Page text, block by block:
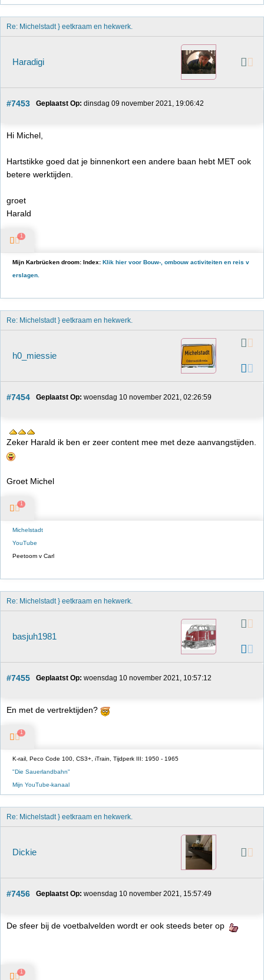
Re: Michelstadt } eetkraam en hekwerk.
Haradigi
#7453 Geplaatst Op: dinsdag 09 november 2021, 19:06:42
Hi Michel,
Hartstikke goed dat je binnenkort een andere baan hebt MET ook
betere werktijden.
groet
Harald
1
Mijn Karbrücken droom: Index: Klik hier voor Bouw-, ombouw activiteiten en reis v
erslagen.
Re: Michelstadt } eetkraam en hekwerk.
h0_miessie
#7454 Geplaatst Op: woensdag 10 november 2021, 02:26:59
Zeker Harald ik ben er zeer content mee met deze aanvangstijden.
Groet Michel
1
Michelstadt
YouTube
Peetoom v Carl
Re: Michelstadt } eetkraam en hekwerk.
basjuh1981
#7455 Geplaatst Op: woensdag 10 november 2021, 10:57:12
En met de vertrektijden?
1
K-rail, Peco Code 100, CS3+, iTrain, Tijdperk III: 1950 - 1965
"Die Sauerlandbahn"
Mijn YouTube-kanaal
Re: Michelstadt } eetkraam en hekwerk.
Dickie
#7456 Geplaatst Op: woensdag 10 november 2021, 15:57:49
De sfeer bij de voetbalvelden wordt er ook steeds beter op
1